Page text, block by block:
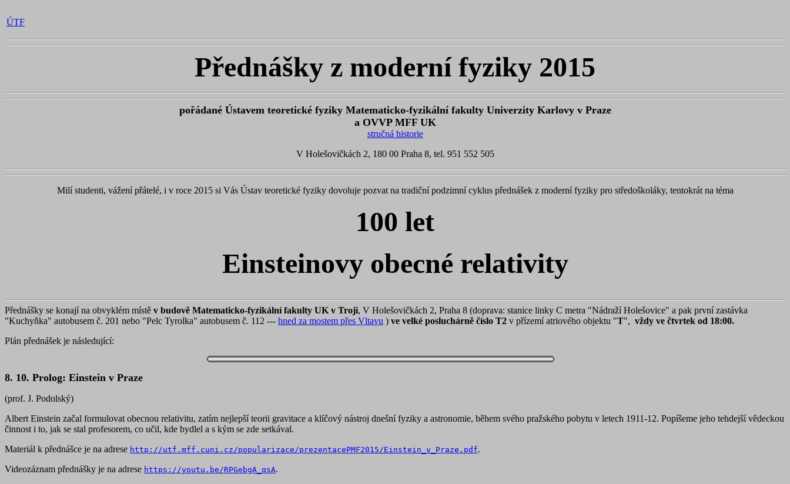
ÚTF
Přednášky z moderní fyziky 2015
pořádané Ústavem teoretické fyziky Matematicko-fyzikální fakulty Univerzity Karlovy v Praze
a OVVP MFF UK
stručná historie
V Holešovičkách 2, 180 00 Praha 8, tel. 951 552 505
Milí studenti, vážení přátelé, i v roce 2015 si Vás Ústav teoretické fyziky dovoluje pozvat na tradiční podzimní cyklus přednášek z moderní fyziky pro středoškoláky, tentokrát na téma
100 let
Einsteinovy obecné relativity
Přednášky se konají na obvyklém místě v budově Matematicko-fyzikální fakulty UK v Troji, V Holešovičkách 2, Praha 8 (doprava: stanice linky C metra "Nádraží Holešovice" a pak první zastávka
"Kuchyňka" autobusem č. 201 nebo "Pelc Tyrolka" autobusem č. 112 --- hned za mostem přes Vltavu ) ve velké posluchárně číslo T2 v přízemí atriového objektu "T", vždy ve čtvrtek od 18:00.
Plán přednášek je následující:
8. 10. Prolog: Einstein v Praze
(prof. J. Podolský)
Albert Einstein začal formulovat obecnou relativitu, zatím nejlepší teorii gravitace a klíčový nástroj dnešní fyziky a astronomie, během svého pražského pobytu v letech 1911-12. Popíšeme jeho tehdejší vědeckou
činnost i to, jak se stal profesorem, co učil, kde bydlel a s kým se zde setkával.
Materiál k přednášce je na adrese http://utf.mff.cuni.cz/popularizace/prezentacePMF2015/Einstein_v_Praze.pdf.
Videozáznam přednášky je na adrese https://youtu.be/RPGebgA_qsA.